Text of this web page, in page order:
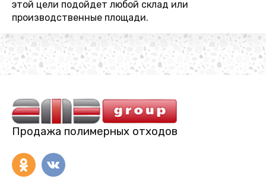
этой цели подойдет любой склад или
производственные площади.
Продажа полимерных отходов